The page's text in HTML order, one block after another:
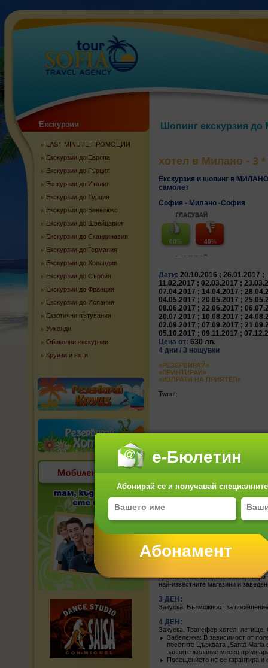
е-Бюлетин
Абонирай се и получавай
Екскурзии
LAST MINUTE ПРОМОЦИИ
Екскурзии до Европа
Екскурзии до Гърция
Екскурзии до Италия
Екскурзии до Турция
Екскурзии до Бенелюкс
Екскурзии до Швейцария
Екскурзии до Скандинавия
Екскурзии до Германия
Екскурзии до Холандия
Екскурзии до Сърбия
Екскурзии до Франция
Екскурзии до Испания
Екзотични пътувания
Уикенди
Обиколни екскурзии
Круизи и яхти
Шопинг екскурзия
хотел в Милано - 3 *
Екскурзия и шопинг в
самолет
София - Милано -София
60% 40%
Дати: 20.10.2016 ; 26.01.2017 ;
11.02.2017 ; 02.03.2017 ;
07.04.2017 ; 14.04.2017 ;
04.05.2017 ; 20.05.2017 ;
08.06.2017 ; 22.06.2017 ;
20.07.2017 ; 10.08.2017 ;
02.09.2017 ; 07.09.2017 ;
05.10.2017 ; 09.11.2017 ;
Цена от: 630 лв.
4 дни / 3 нощувки
«РЕЗЕРВИРАЙ»
«ПРИНТИРАЙ»
«ИЗПРАТИ НА ПРИЯТЕЛ»
Tweet
Свободно време за разходка.
2 ДЕН:
Закуска. Туристическа обиколкa
на Леонардо да Винчи; музея на
дребно с най-модните стоки,
най-известните магазини и
3 ДЕН:
Закуска. Възможност за
4 ДЕН:
Закуска. Трансфер хотел-
Забележка: В зависимост от
посетите Църквата „Santa
заявите желание месец
Посещението не се гарантира и